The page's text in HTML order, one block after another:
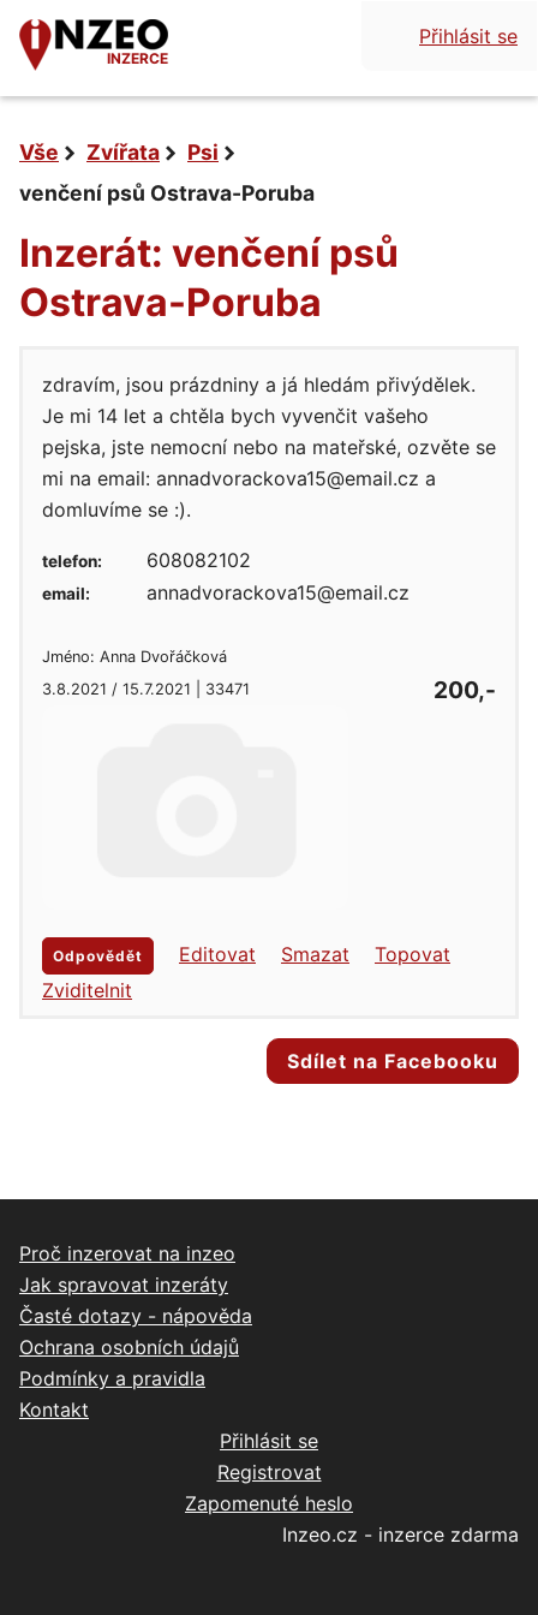
INZERCE
Přihlásit se
Vše Zvířata
Psi
venčení psů Ostrava-Poruba
Inzerát: venčení psů
Ostrava-Poruba
zdravím, jsou prázdniny a já hledám přivýdělek.
Je mi 14 let a chtěla bych vyvenčit vašeho
pejska, jste nemocní nebo na mateřské, ozvěte se
mi na email: annadvorackova15@email.cz a
domluvíme se :).
Jméno: Anna Dvořáčková
3.8.2021 / 15.7.2021 | 33471
200,-
telefon: 608082102
email: annadvorackova15@email.cz
Odpovědět Editovat Smazat
Topovat
Zviditelnit
Sdílet na Facebooku
Proč inzerovat na inzeo
Jak spravovat inzeráty
Časté dotazy - nápověda
Ochrana osobních údajů
Podmínky a pravidla
Kontakt
Přihlásit se
Registrovat
Zapomenuté heslo
Inzeo.cz - inzerce zdarma